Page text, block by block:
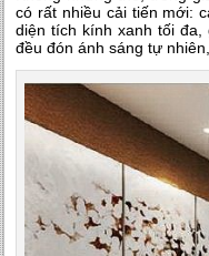
có rất nhiều cải tiến mới:
diện tích kính xanh tối đa,
đều đón ánh sáng tự